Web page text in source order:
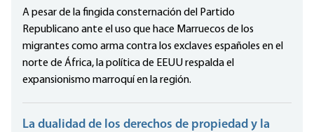
A pesar de la fingida consternación del Partido
Republicano ante el uso que hace Marruecos de los
migrantes como arma contra los exclaves españoles en el
norte de África, la política de EEUU respalda el
expansionismo marroquí en la región.
La dualidad de los derechos de propiedad y la